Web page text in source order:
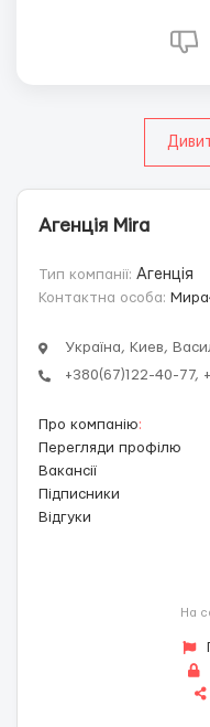
которая помогает с
Агенція Mira
Тип компанії: Агенція
Контактна особа:
Україна, Киев,
+380(67)122-40-77,
Про компанію:
Перегляди профілю
Вакансії
Підписники
Відгуки
На